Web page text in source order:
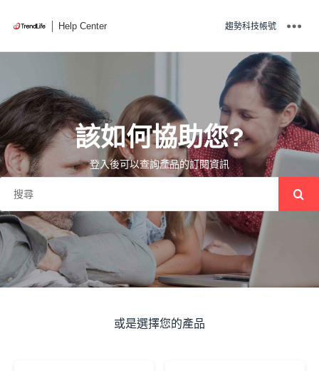
Help Center 趨勢科技帳號
該如何協助您?
登入後可以查詢產品的訂閱資訊
請告訴我們您所要搜尋的內容
或是選擇您的產品